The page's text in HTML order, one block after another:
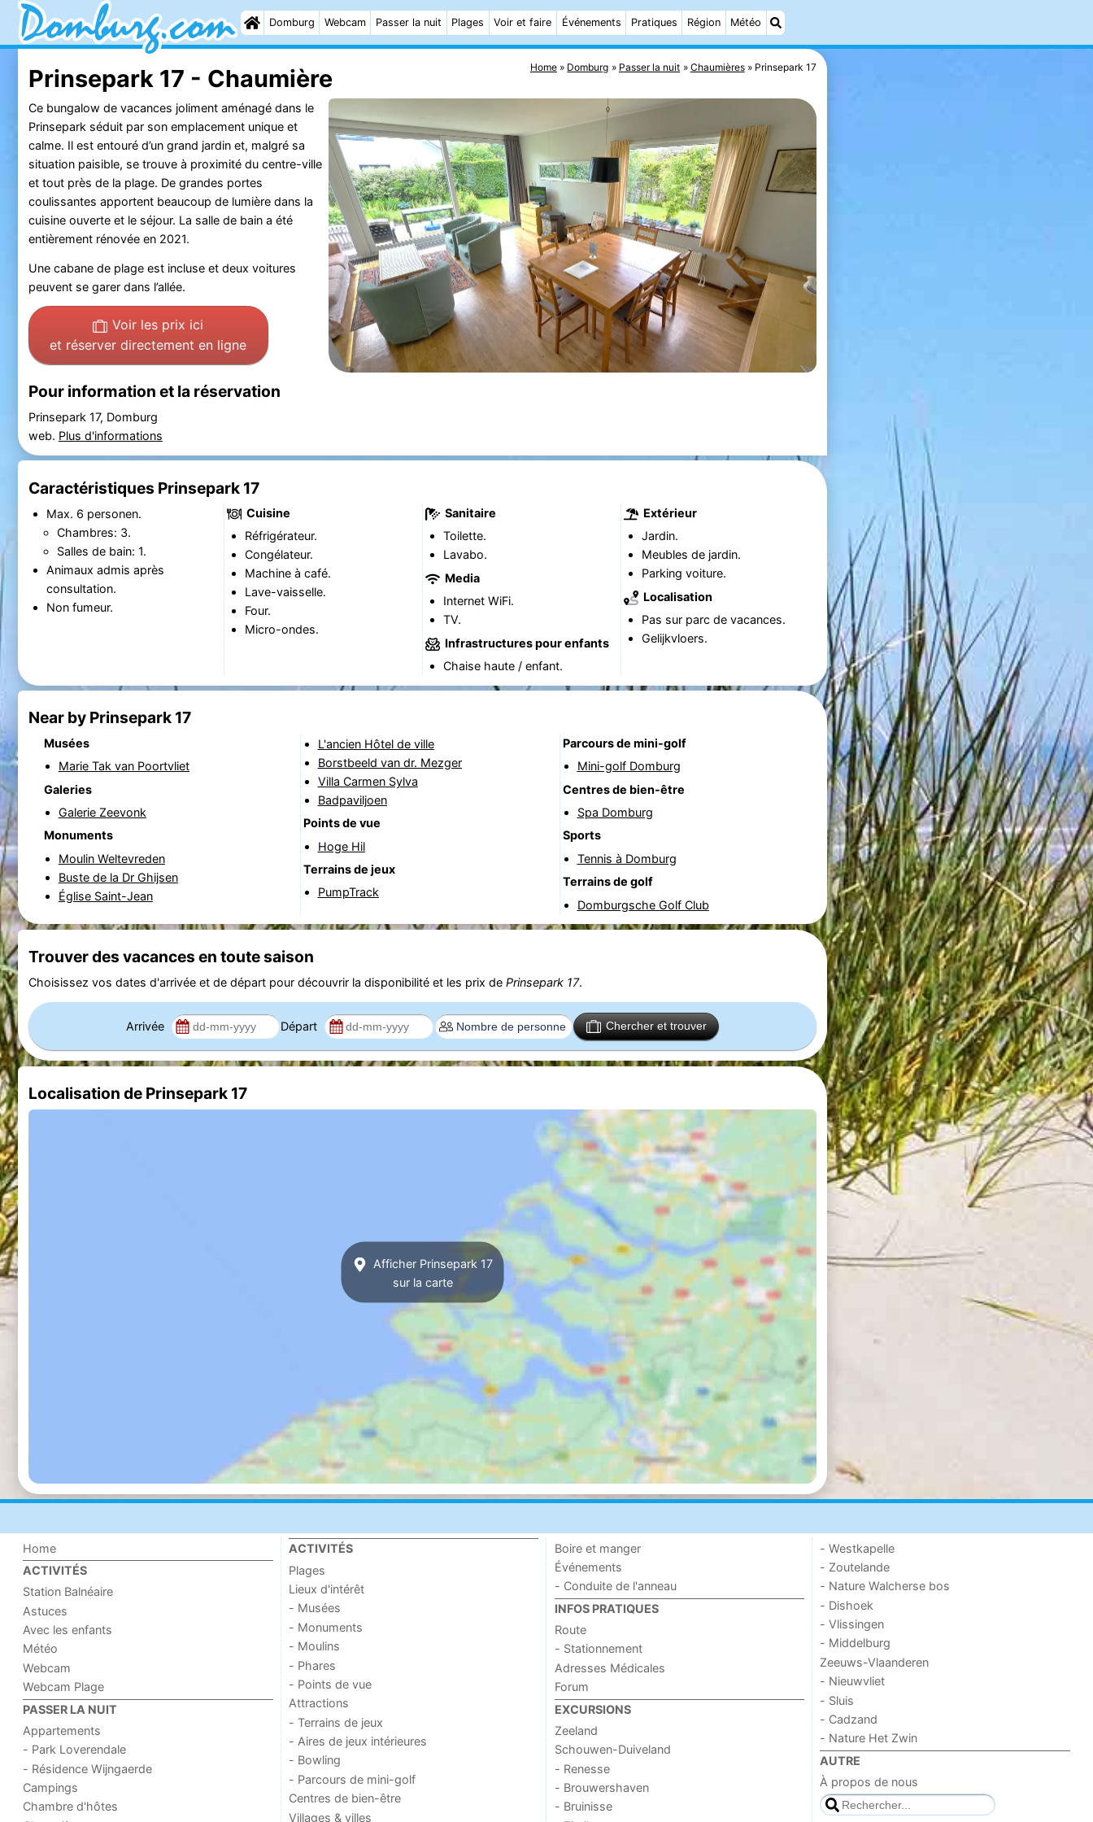
Domburg Webcam Passer la nuit Plages Voir et faire Événements Pratiques Région Météo
Home Domburg Passer la nuit Chaumières Prinsepark 17
Prinsepark 17 - Chaumière
Ce bungalow de vacances joliment aménagé dans le
Prinsepark séduit par son emplacement unique et
calme. Il est entouré d’un grand jardin et, malgré sa
situation paisible, se trouve à proximité du centre-ville
et tout près de la plage. De grandes portes
coulissantes apportent beaucoup de lumière dans la
cuisine ouverte et le séjour. La salle de bain a été
entièrement rénovée en 2021.
Une cabane de plage est incluse et deux voitures
peuvent se garer dans l’allée.
Voir les prix ici
et réserver directement en ligne
Pour information et la réservation
Prinsepark 17, Domburg
web. Plus d'informations
Caractéristiques Prinsepark 17
Max. 6 personen.
Chambres: 3.
Salles de bain: 1.
Animaux admis après
consultation.
Non fumeur.
Cuisine
Réfrigérateur.
Congélateur.
Machine à café.
Lave-vaisselle.
Four.
Micro-ondes.
Sanitaire
Toilette.
Lavabo.
Media
Internet WiFi.
TV.
Infrastructures pour enfants
Chaise haute / enfant.
Extérieur
Jardin.
Meubles de jardin.
Parking voiture.
Localisation
Pas sur parc de vacances.
Gelijkvloers.
Near by Prinsepark 17
Musées
Marie Tak van Poortvliet
Galeries
Galerie Zeevonk
Monuments
Moulin Weltevreden
Buste de la Dr Ghijsen
Église Saint-Jean
L'ancien Hôtel de ville
Borstbeeld van dr. Mezger
Villa Carmen Sylva
Badpaviljoen
Points de vue
Hoge Hil
Terrains de jeux
PumpTrack
Parcours de mini-golf
Mini-golf Domburg
Centres de bien-être
Spa Domburg
Sports
Tennis à Domburg
Terrains de golf
Domburgsche Golf Club
Trouver des vacances en toute saison
Choisissez vos dates d'arrivée et de départ pour découvrir la disponibilité et les prix de Prinsepark 17.
Arrivée Départ Chercher et trouver
Localisation de Prinsepark 17
Afficher Prinsepark 17
sur la carte
Home
ACTIVITÉS
Station Balnéaire
Astuces
Avec les enfants
Météo
Webcam
Webcam Plage
PASSER LA NUIT
Appartements
- Park Loverendale
- Résidence Wijngaerde
Campings
Chambre d'hôtes
ACTIVITÉS
Plages
Lieux d'intérêt
- Musées
- Monuments
- Moulins
- Phares
- Points de vue
Attractions
- Terrains de jeux
- Aires de jeux intérieures
- Bowling
- Parcours de mini-golf
Centres de bien-être
Villages & villes
Boire et manger
Événements
- Conduite de l'anneau
INFOS PRATIQUES
Route
- Stationnement
Adresses Médicales
Forum
EXCURSIONS
Zeeland
Schouwen-Duiveland
- Renesse
- Brouwershaven
- Bruinisse
- Westkapelle
- Zoutelande
- Nature Walcherse bos
- Dishoek
- Vlissingen
- Middelburg
Zeeuws-Vlaanderen
- Nieuwvliet
- Sluis
- Cadzand
- Nature Het Zwin
AUTRE
À propos de nous